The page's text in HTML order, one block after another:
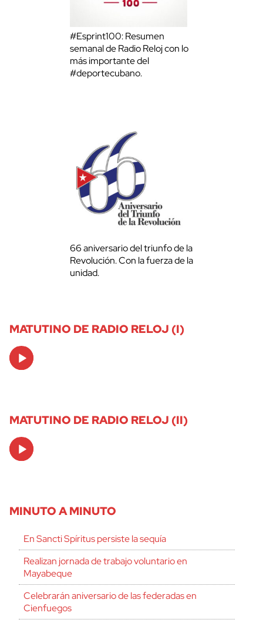
#Esprint100: Resumen
semanal de Radio Reloj con lo
más importante del
#deportecubano.
66 aniversario del triunfo de la
Revolución. Con la fuerza de la
unidad.
MATUTINO DE RADIO RELOJ (I)
Audio
Player
MATUTINO DE RADIO RELOJ (II)
Audio
Player
MINUTO A MINUTO
En Sancti Spíritus persiste la sequía
Realizan jornada de trabajo voluntario en
Mayabeque
Celebrarán aniversario de las federadas en
Cienfuegos